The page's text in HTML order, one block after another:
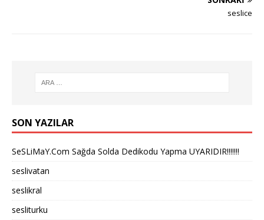
seslice
SON YAZILAR
SeSLiMaY.Com Sağda Solda Dedikodu Yapma UYARIDIR!!!!!!!
seslivatan
seslikral
sesliturku